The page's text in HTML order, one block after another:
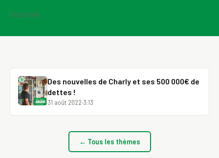
1 épisode
Des nouvelles de Charly et ses 500 000€ de
dettes !
31 août 2022·3:13
← Tous les thèmes